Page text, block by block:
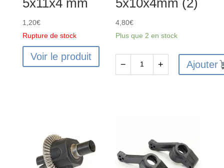
1,20€
Rupture de stock
Voir le produit
4,80€
Plus que 2 en stock
− + Ajouter